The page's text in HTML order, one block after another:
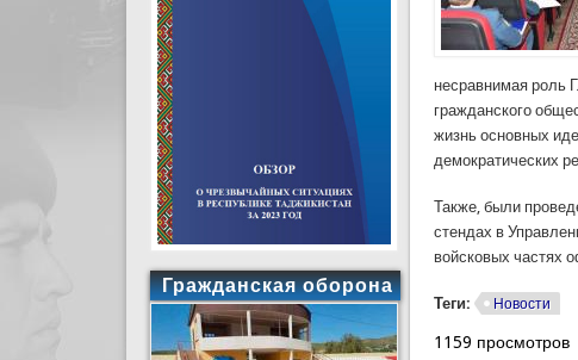
несравнимая роль
гражданского
жизнь основных
демократических
Также, были
стендах в
войсковых частях
Теги: Новости
1159 просмотров
Гражданская оборона